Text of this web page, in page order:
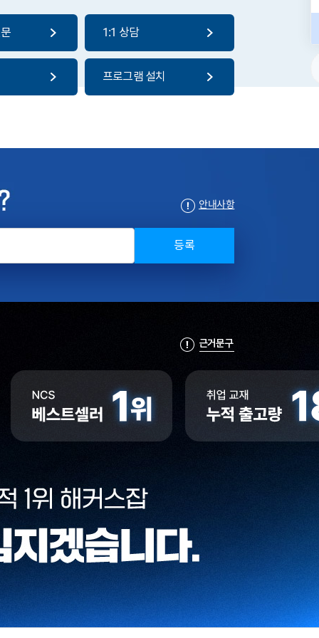
1:1 상담
프로그램 설치
등록
안내사항